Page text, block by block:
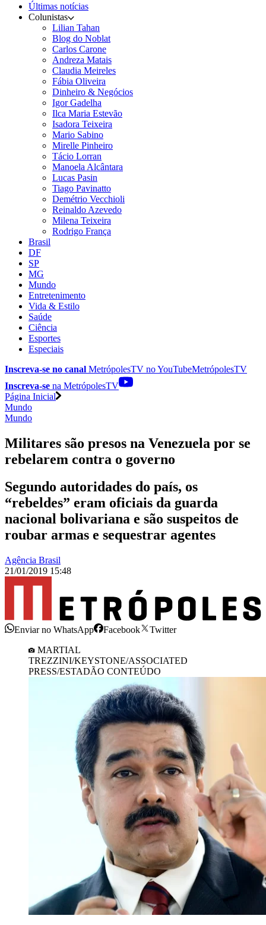
Últimas notícias
Colunistas
Lilian Tahan
Blog do Noblat
Carlos Carone
Andreza Matais
Claudia Meireles
Fábia Oliveira
Dinheiro & Negócios
Igor Gadelha
Ilca Maria Estevão
Isadora Teixeira
Mario Sabino
Mirelle Pinheiro
Tácio Lorran
Manoela Alcântara
Lucas Pasin
Tiago Pavinatto
Demétrio Vecchioli
Reinaldo Azevedo
Milena Teixeira
Rodrigo França
Brasil
DF
SP
MG
Mundo
Entretenimento
Vida & Estilo
Saúde
Ciência
Esportes
Especiais
Inscreva-se no canal MetrópolesTV noYouTubeMetrópolesTV
Inscreva-se na MetrópolesTV
Página Inicial
Mundo
Mundo
Militares são presos na Venezuela por se
rebelarem contra o governo
Segundo autoridades do país, os
“rebeldes” eram oficiais da guarda
nacional bolivariana e são suspeitos de
roubar armas e sequestrar agentes
Agência Brasil
21/01/2019 15:48
Enviar no WhatsApp Facebook
Twitter
MARTIAL
TREZZINI/KEYSTONE/ASSOCIATED
PRESS/ESTADÃO CONTEÚDO